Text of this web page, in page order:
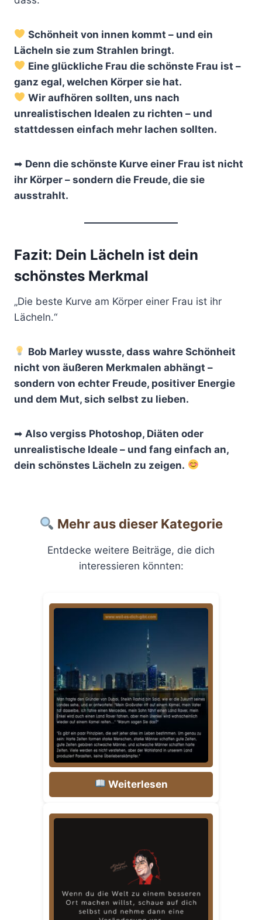
Schönheit von innen kommt – und ein
Lächeln sie zum Strahlen bringt.
Eine glückliche Frau die schönste Frau ist –
ganz egal, welchen Körper sie hat.
Wir aufhören sollten, uns nach
unrealistischen Idealen zu richten – und
stattdessen einfach mehr lachen sollten.
➡ Denn die schönste Kurve einer Frau ist nicht
ihr Körper – sondern die Freude, die sie
ausstrahlt.
Fazit: Dein Lächeln ist dein
schönstes Merkmal
„Die beste Kurve am Körper einer Frau ist ihr
Lächeln.“
Bob Marley wusste, dass wahre Schönheit
nicht von äußeren Merkmalen abhängt –
sondern von echter Freude, positiver Energie
und dem Mut, sich selbst zu lieben.
➡ Also vergiss Photoshop, Diäten oder
unrealistische Ideale – und fang einfach an,
dein schönstes Lächeln zu zeigen.
Mehr aus dieser Kategorie
Entdecke weitere Beiträge, die dich
interessieren könnten:
Weiterlesen